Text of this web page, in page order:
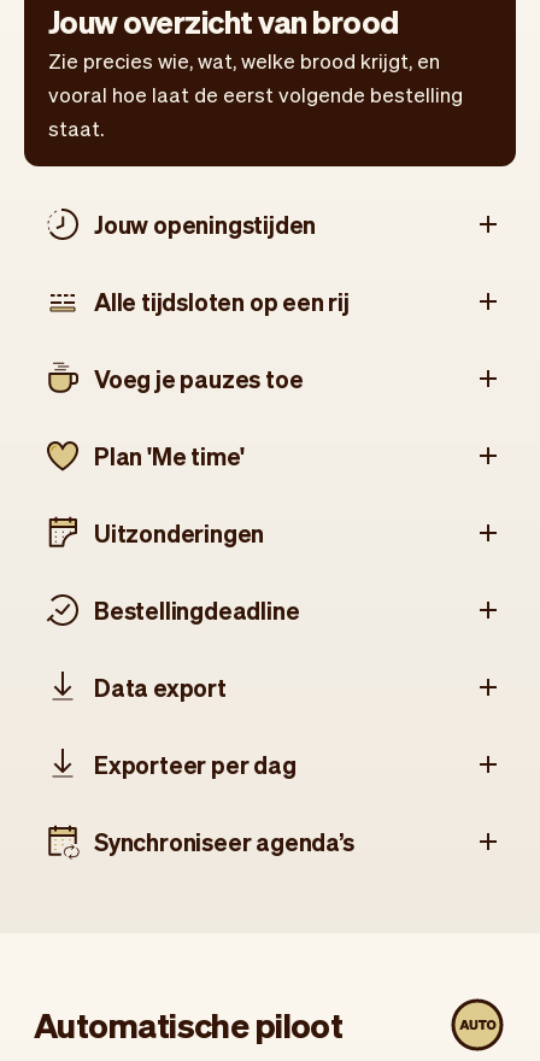
Jouw overzicht van brood
Zie precies wie, wat, welke brood krijgt, en
vooral hoe laat de eerst volgende bestelling
staat.
Jouw openingstijden
Alle tijdsloten op een rij
Voeg je pauzes toe
Plan 'Me time'
Uitzonderingen
Bestellingdeadline
Data export
Exporteer per dag
Synchroniseer agenda’s
Automatische piloot